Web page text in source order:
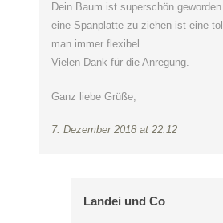
Dein Baum ist superschön
eine Spanplatte zu ziehen ist eine
man immer flexibel.
Vielen Dank für die Anregung.
Ganz liebe Grüße,
7. Dezember 2018 at 22:12
Landei und Co